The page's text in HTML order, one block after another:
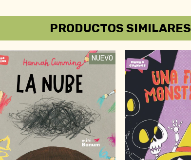
PRODUCTOS SIMILARES
NUEVO